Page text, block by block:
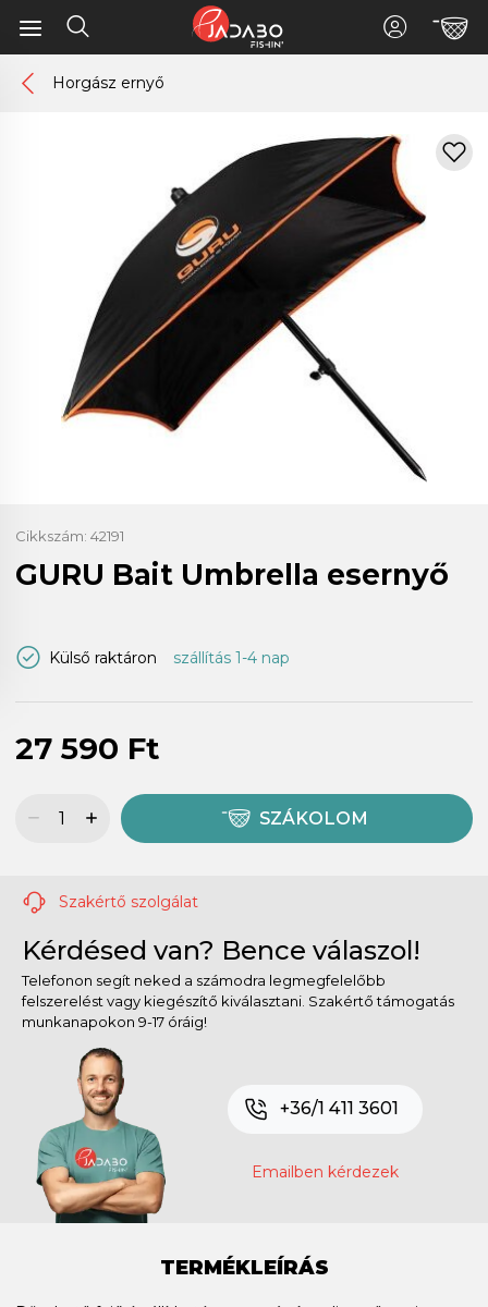
Horgász ernyő
Cikkszám: 42191
GURU Bait Umbrella esernyő
Külső raktáron szállítás 1-4 nap
27 590 Ft
SZÁKOLOM
Szakértő szolgálat
Kérdésed van? Bence válaszol!
Telefonon segít neked a számodra legmegfelelőbb
felszerelést vagy kiegészítő kiválasztani. Szakértő támogatás
munkanapokon 9-17 óráig!
+36/1 411 3601
Emailben kérdezek
TERMÉKLEÍRÁS